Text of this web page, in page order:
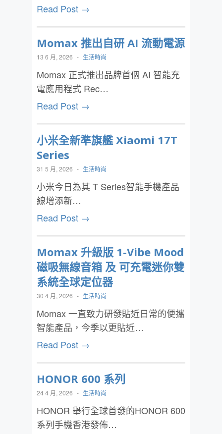
Read Post →
Momax 推出自研 AI 流動電源
13 6 月, 2026 - 生活時尚
Momax 正式推出品牌首個 AI 智能充
電應用程式 Rec…
Read Post →
小米全新準旗艦 Xiaomi 17T
Series
31 5 月, 2026 - 生活時尚
小米今日為其 T Series智能手機產品
線增添新…
Read Post →
Momax 升級版 1-Vibe Mood
磁吸無線音箱 及 可充電迷你雙
系統全球定位器
30 4 月, 2026 - 生活時尚
Momax 一直致力研發貼近日常的便攜
智能產品，今季以更貼近…
Read Post →
HONOR 600 系列
24 4 月, 2026 - 生活時尚
HONOR 舉行全球首發的HONOR 600
系列手機香港發佈…